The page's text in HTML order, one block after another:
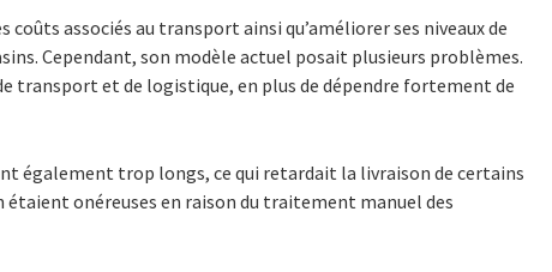
associés au transport ainsi qu’améliorer ses niveaux de
Cependant, son modèle actuel posait plusieurs problèmes.
transport et de logistique, en plus de dépendre fortement de
également trop longs, ce qui retardait la livraison de certains
onéreuses en raison du traitement manuel des